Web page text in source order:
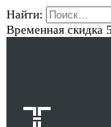
Найти:
Временная скидка